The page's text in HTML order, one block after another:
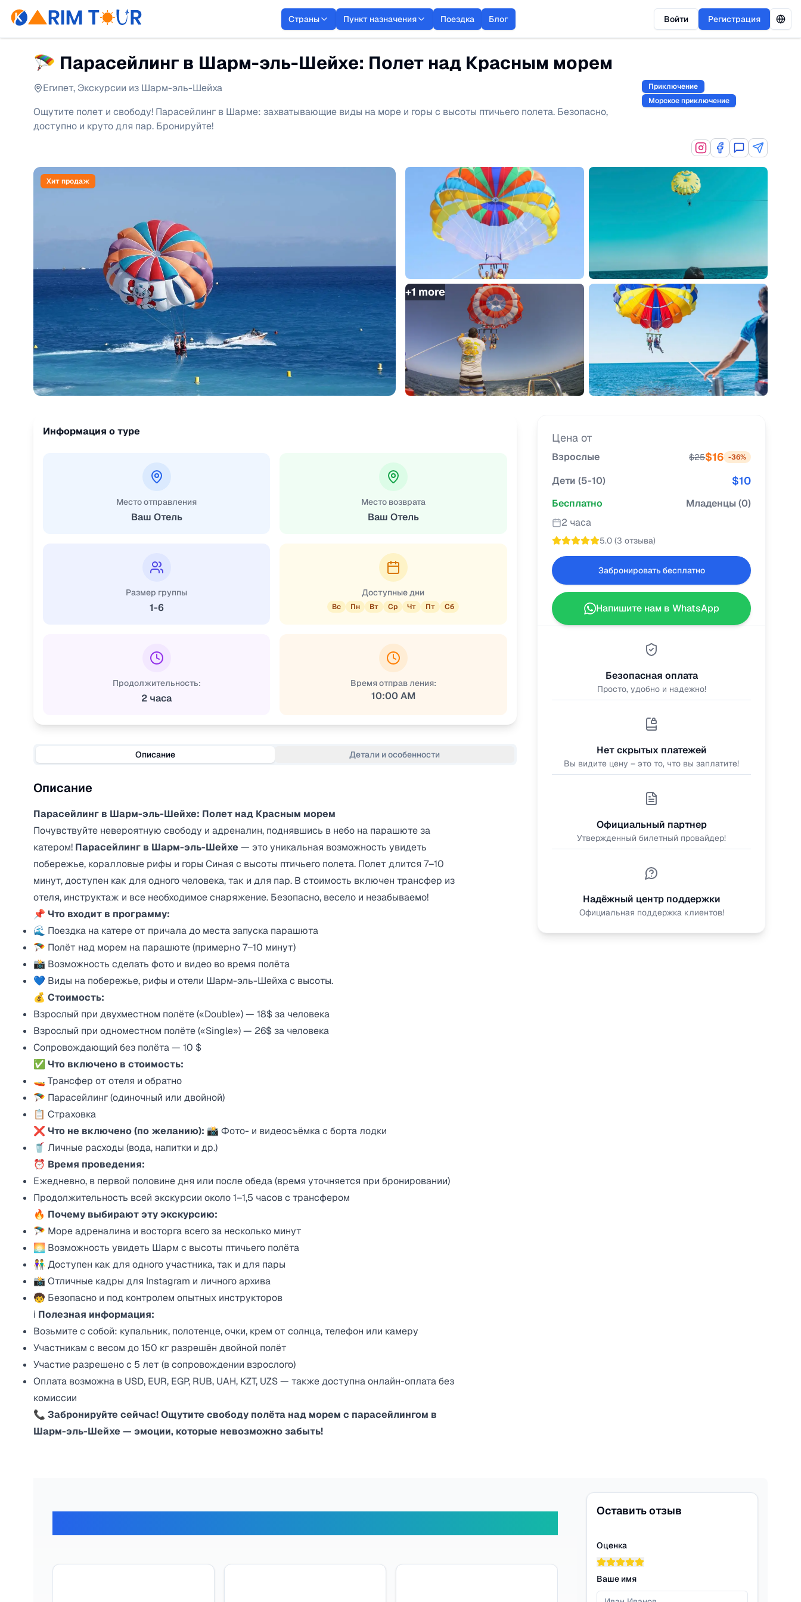
Страны Пункт назначения Поездка Блог Войти Регистрация
🪂 Парасейлинг в Шарм-эль-Шейхе: Полет над Красным морем
Египет,Экскурсии из Шарм-эль-Шейха
Ощутите полет и свободу! Парасейлинг в Шарме: захватывающие виды на море и горы с высоты птичьего полета. Безопасно,
доступно и круто для пар. Бронируйте!
Приключение
Морское приключение
Хит продаж
+1 more
Информация о туре
Место отправления
Ваш Отель
Место возврата
Ваш Отель
Размер группы
1-6
Доступные дни
Вс Пн Вт Ср Чт Пт Сб
Продолжительность:
2 часа
Время отправ ления:
10:00 AM
Описание Детали и особенности
Описание
Парасейлинг в Шарм-эль-Шейхе: Полет над Красным морем
Почувствуйте невероятную свободу и адреналин, поднявшись в небо на парашюте за
катером! Парасейлинг в Шарм-эль-Шейхе — это уникальная возможность увидеть
побережье, коралловые рифы и горы Синая с высоты птичьего полета. Полет длится 7–10
минут, доступен как для одного человека, так и для пар. В стоимость включен трансфер из
отеля, инструктаж и все необходимое снаряжение. Безопасно, весело и незабываемо!
📌 Что входит в программу:
🌊 Поездка на катере от причала до места запуска парашюта
🪂 Полёт над морем на парашюте (примерно 7–10 минут)
📸 Возможность сделать фото и видео во время полёта
💙 Виды на побережье, рифы и отели Шарм-эль-Шейха с высоты.
💰 Стоимость:
Взрослый при двухместном полёте («Double») — 18$ за человека
Взрослый при одноместном полёте («Single») — 26$ за человека
Сопровождающий без полёта — 10 $
✅ Что включено в стоимость:
🚤 Трансфер от отеля и обратно
🪂 Парасейлинг (одиночный или двойной)
📋 Страховка
❌ Что не включено (по желанию): 📸 Фото- и видеосъёмка с борта лодки
🥤 Личные расходы (вода, напитки и др.)
⏰ Время проведения:
Ежедневно, в первой половине дня или после обеда (время уточняется при бронировании)
Продолжительность всей экскурсии около 1–1,5 часов с трансфером
🔥 Почему выбирают эту экскурсию:
🪂 Море адреналина и восторга всего за несколько минут
🌅 Возможность увидеть Шарм с высоты птичьего полёта
👫 Доступен как для одного участника, так и для пары
📸 Отличные кадры для Instagram и личного архива
🧒 Безопасно и под контролем опытных инструкторов
ℹ️ Полезная информация:
Возьмите с собой: купальник, полотенце, очки, крем от солнца, телефон или камеру
Участникам с весом до 150 кг разрешён двойной полёт
Участие разрешено с 5 лет (в сопровождении взрослого)
Оплата возможна в USD, EUR, EGP, RUB, UAH, KZT, UZS — также доступна онлайн-оплата без
комиссии
📞 Забронируйте сейчас! Ощутите свободу полёта над морем с парасейлингом в
Шарм-эль-Шейхе — эмоции, которые невозможно забыть!
Цена от
Взрослые $25$16 -36%
Дети (5-10) $10
Бесплатно Младенцы(0)
2 часа
5.0 (3 отзыва)
Забронировать бесплатно
Напишите нам в WhatsApp
Безопасная оплата
Просто, удобно и надежно!
Нет скрытых платежей
Вы видите цену – это то, что вы заплатите!
Официальный партнер
Утвержденный билетный провайдер!
Надёжный центр поддержки
Официальная поддержка клиентов!
Оставить отзыв
Оценка
Ваше имя